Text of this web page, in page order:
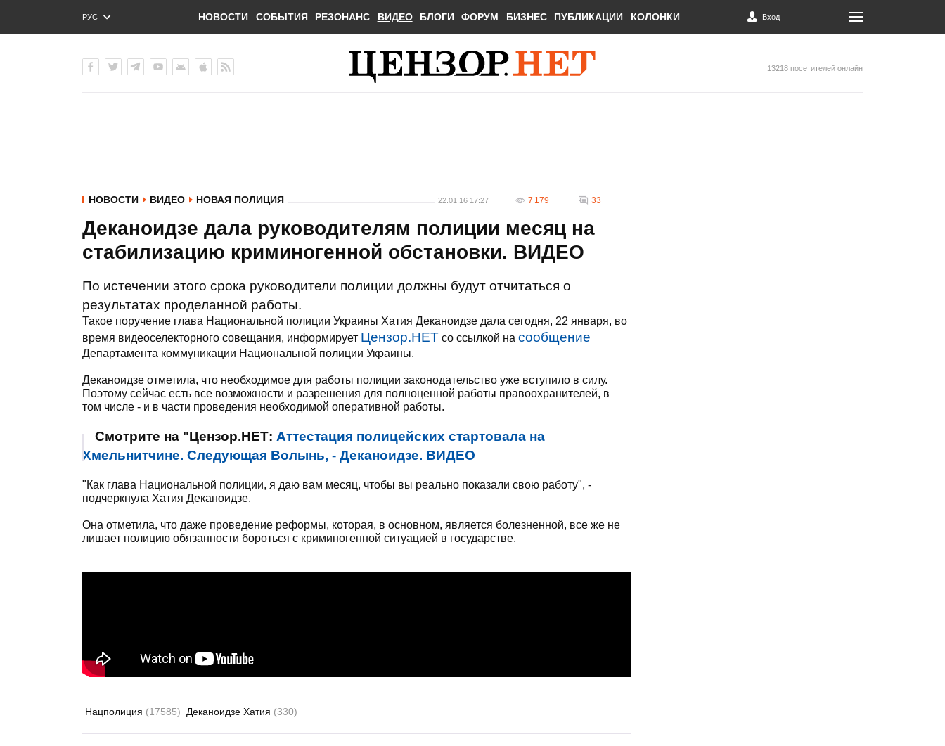
РУС
ENG
НОВОСТИ СОБЫТИЯ РЕЗОНАНС ВИДЕО БЛОГИ ФОРУМ БИЗНЕС ПУБЛИКАЦИИ КОЛОНКИ Вход
13218 посетителей онлайн
НОВОСТИ ВИДЕО НОВАЯ ПОЛИЦИЯ 22.01.16 17:27 7 179 33
Деканоидзе дала руководителям полиции месяц на
стабилизацию криминогенной обстановки. ВИДЕО
По истечении этого срока руководители полиции должны будут отчитаться о
результатах проделанной работы.
Такое поручение глава Национальной полиции Украины Хатия Деканоидзе дала сегодня, 22 января, во
время видеоселекторного совещания, информирует Цензор.НЕТ со ссылкой на сообщение
Департамента коммуникации Национальной полиции Украины.
Деканоидзе отметила, что необходимое для работы полиции законодательство уже вступило в силу.
Поэтому сейчас есть все возможности и разрешения для полноценной работы правоохранителей, в
том числе - и в части проведения необходимой оперативной работы.
Смотрите на "Цензор.НЕТ: Аттестация полицейских стартовала на
Хмельнитчине. Следующая Волынь, - Деканоидзе. ВИДЕО
"Как глава Национальной полиции, я даю вам месяц, чтобы вы реально показали свою работу", -
подчеркнула Хатия Деканоидзе.
Она отметила, что даже проведение реформы, которая, в основном, является болезненной, все же не
лишает полицию обязанности бороться с криминогенной ситуацией в государстве.
Нацполиция (17585) Деканоидзе Хатия (330)